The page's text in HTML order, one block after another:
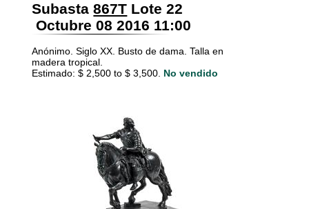
Subasta 867T Lote 22
Octubre 08 2016 11:00
Anónimo. Siglo XX. Busto de dama. Talla en
madera tropical.
Estimado: $ 2,500 to $ 3,500. No vendido